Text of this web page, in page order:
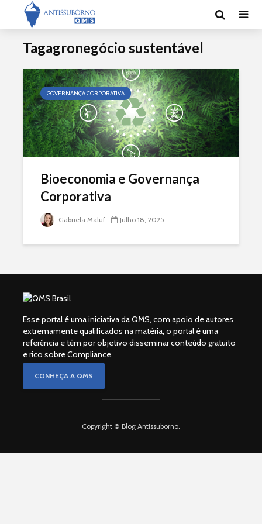
Tagagronegócio sustentável
GOVERNANÇA CORPORATIVA
Bioeconomia e Governança
Corporativa
Gabriela Maluf Julho 18, 2025
Esse portal é uma iniciativa da QMS, com apoio de autores
extremamente qualificados na matéria, o portal é uma
referência e têm por objetivo disseminar conteúdo gratuito
e rico sobre Compliance.
CONHEÇA A QMS
Copyright © Blog Antissuborno.